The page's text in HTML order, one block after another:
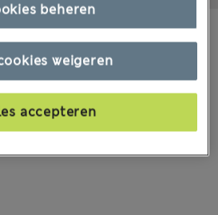
weigeren
accepteren
beheren